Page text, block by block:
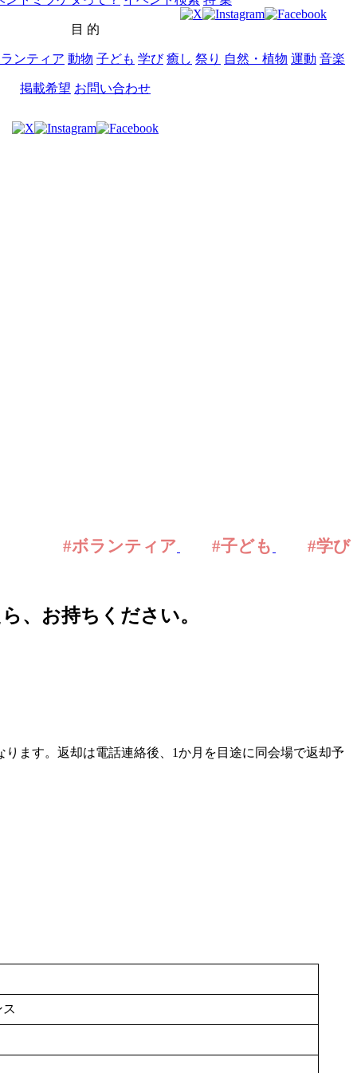
目 的
ンティア 動物 子ども 学び 癒し 祭り 自然・植物 運動 音楽
掲載希望 お問い合わせ
#ボランティア #子ども #学び
、お持ちください。
ます。返却は電話連絡後、1か月を目途に同会場で返却予